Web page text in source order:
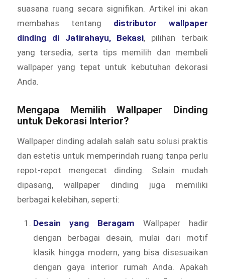
suasana ruang secara signifikan. Artikel ini akan
membahas tentang distributor wallpaper
dinding di Jatirahayu, Bekasi, pilihan terbaik
yang tersedia, serta tips memilih dan membeli
wallpaper yang tepat untuk kebutuhan dekorasi
Anda.
Mengapa Memilih Wallpaper Dinding
untuk Dekorasi Interior?
Wallpaper dinding adalah salah satu solusi praktis
dan estetis untuk memperindah ruang tanpa perlu
repot-repot mengecat dinding. Selain mudah
dipasang, wallpaper dinding juga memiliki
berbagai kelebihan, seperti:
Desain yang Beragam Wallpaper hadir
dengan berbagai desain, mulai dari motif
klasik hingga modern, yang bisa disesuaikan
dengan gaya interior rumah Anda. Apakah